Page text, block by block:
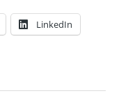
LinkedIn